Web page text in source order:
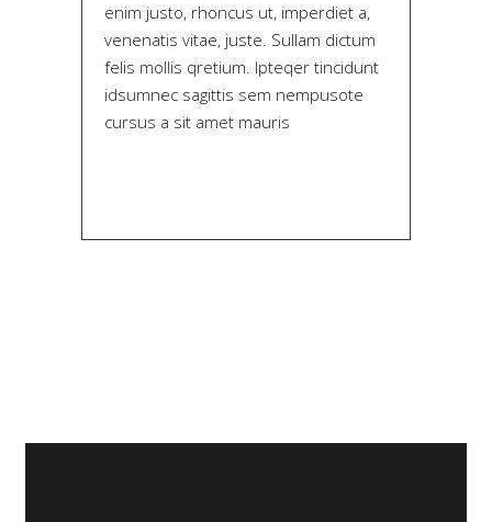
enim justo, rhoncus ut, imperdiet a,
venenatis vitae, juste. Sullam dictum
felis mollis qretium. Ipteqer tincidunt
idsumnec sagittis sem nempusote
cursus a sit amet mauris